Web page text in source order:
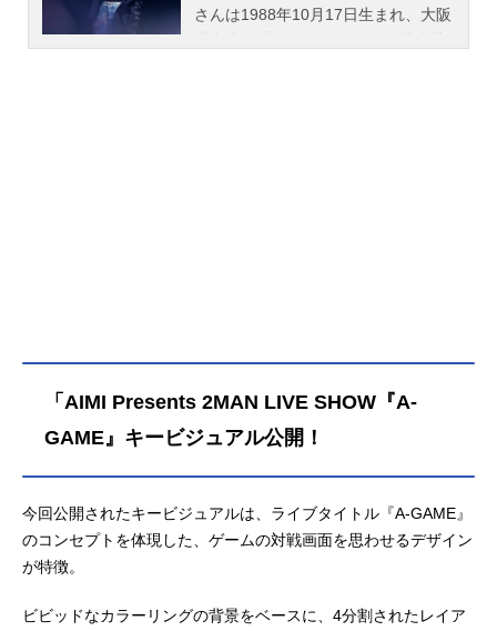
事をご紹介！
さんは1988年10月17日生まれ、大阪
「AIMI Presents 2MAN LIVE SHOW『A-
GAME』キービジュアル公開！
今回公開されたキービジュアルは、ライブタイトル『A-GAME』
のコンセプトを体現した、ゲームの対戦画面を思わせるデザイン
が特徴。
ビビッドなカラーリングの背景をベースに、4分割されたレイア